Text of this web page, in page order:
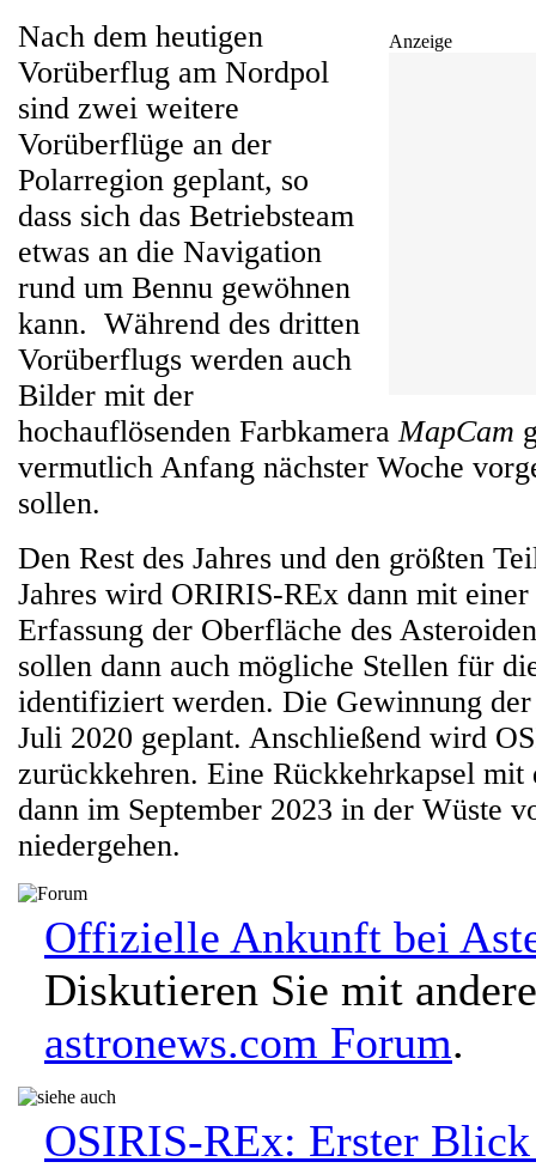
Anzeige
Nach dem heutigen
Vorüberflug am Nordpol
sind zwei weitere
Vorüberflüge an der
Polarregion geplant, so
dass sich das Betriebsteam
etwas an die Navigation
rund um Bennu gewöhnen
kann. Während des dritten
Vorüberflugs werden auch
Bilder mit der
hochauflösenden FarbkameraMapCam
vermutlich Anfang nächster Woche
sollen.
Den Rest des Jahres und den größten
Jahres wird ORIRIS-REx dann mit
Erfassung der Oberfläche des
sollen dann auch mögliche Stellen für
identifiziert werden. Die Gewinnung
Juli 2020 geplant. Anschließend wird
zurückkehren. Eine Rückkehrkapsel mit
dann im September 2023 in der Wüste
niedergehen.
Offizielle Ankunft bei
Diskutieren Sie mit
astronews.com Forum.
OSIRIS-REx: Erster